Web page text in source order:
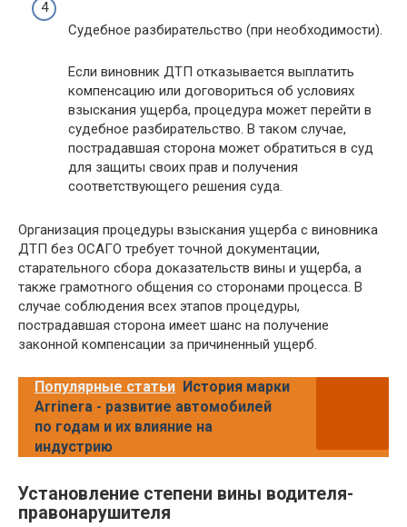
Судебное разбирательство (при необходимости).
Если виновник ДТП отказывается выплатить
компенсацию или договориться об условиях
взыскания ущерба, процедура может перейти в
судебное разбирательство. В таком случае,
пострадавшая сторона может обратиться в суд
для защиты своих прав и получения
соответствующего решения суда.
Организация процедуры взыскания ущерба с виновника
ДТП без ОСАГО требует точной документации,
старательного сбора доказательств вины и ущерба, а
также грамотного общения со сторонами процесса. В
случае соблюдения всех этапов процедуры,
пострадавшая сторона имеет шанс на получение
законной компенсации за причиненный ущерб.
Популярные статьи История марки
Arrinera - развитие автомобилей
по годам и их влияние на
индустрию
Установление степени вины водителя-
правонарушителя